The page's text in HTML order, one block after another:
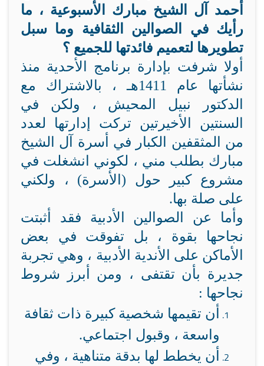
أحمد آل الشيخ مبارك الأسبوعية ، ما
رأيك في الصوالين الثقافية وما سبل
تطويرها لتعميم فائدتها للجميع ؟
أولا شرفت بإدارة برنامج الأحدية منذ
نشأتها عام 1411هـ ، بالاشتراك مع
الدكتور نبيل المحيش ، ولكن في
السنتين الأخيرتين تركت إدارتها لعدد
من المثقفين الكبار في أسرة آل الشيخ
مبارك بطلب مني ، لكوني انشغلت في
مشروع كبير حول (الأسرة) ، ولكني
على صلة بها.
وأما عن الصوالين الأدبية فقد أثبتت
نجاحها بقوة ، بل تفوقت في بعض
الأماكن على الأندية الأدبية ، وهي تجربة
جديرة بأن تقتفى ، ومن أبرز شروط
نجاحها :
أن تقيمها شخصية كبيرة ذات ثقافة
واسعة ، وقبول اجتماعي.
أن يخطط لها بدقة متناهية ، وفي